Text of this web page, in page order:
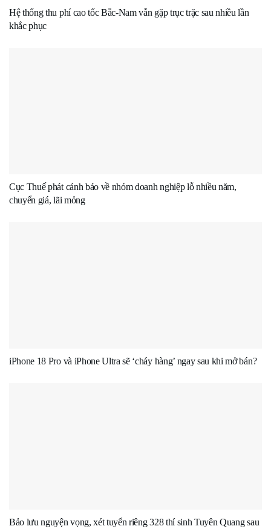
Hệ thống thu phí cao tốc Bắc-Nam vẫn gặp trục trặc sau nhiều lần
khắc phục
Cục Thuế phát cảnh báo về nhóm doanh nghiệp lỗ nhiều năm,
chuyển giá, lãi mỏng
iPhone 18 Pro và iPhone Ultra sẽ ‘cháy hàng’ ngay sau khi mở bán?
Bảo lưu nguyện vọng, xét tuyển riêng 328 thí sinh Tuyên Quang sau